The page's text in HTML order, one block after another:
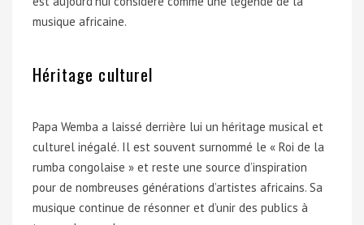
musique africaine.
Héritage culturel
Papa Wemba a laissé derrière lui un héritage musical et
culturel inégalé. Il est souvent surnommé le « Roi de la
rumba congolaise » et reste une source d’inspiration
pour de nombreuses générations d’artistes africains. Sa
musique continue de résonner et d’unir des publics à